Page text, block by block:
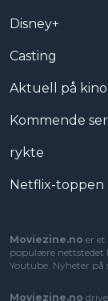
Disney+
Casting
Aktuell på kino
Kommende
rykte
Netflix-toppen
Moviezine.no er
populære nettstedet
Youtube. Nyheter
Moviezine.no